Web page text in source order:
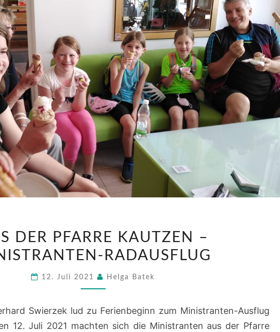
DER
PFARRE
–
RADAUSFLUG
DER PFARRE KAUTZEN –
RADAUSFLUG
12. Juli 2021 Helga Batek
Swierzek lud zu Ferienbeginn zum Ministranten-Ausflug
12. Juli 2021 machten sich die Ministranten aus der Pfarre